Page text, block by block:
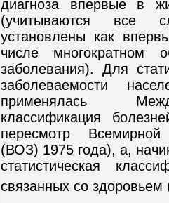
диагноза впервые в
(учитываются все
установлены как
числе многократном
заболевания). Для
заболеваемости
применялась
классификация
пересмотр Всемирной
(ВОЗ) 1975 года), а,
статистическая
связанных со